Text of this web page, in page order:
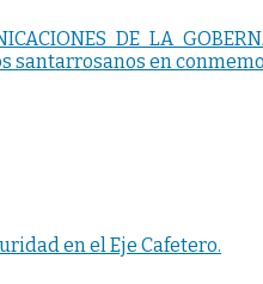
DE LA
en
en el Eje Cafetero.